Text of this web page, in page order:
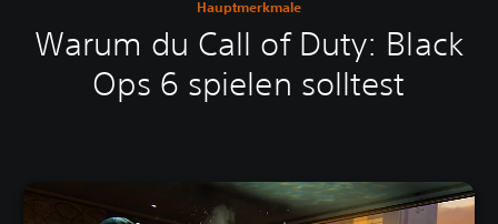
Hauptmerkmale
Warum du Call of Duty: Black
Ops 6 spielen solltest